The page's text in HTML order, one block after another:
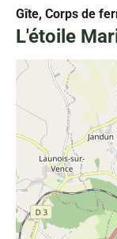
Gîte, Corps de
L'étoile